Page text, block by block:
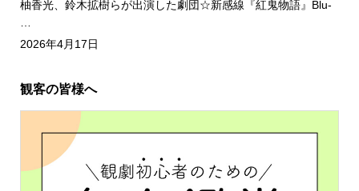
柚香光、鈴木拡樹らが出演した劇団☆新感線『紅鬼物語』Blu-
2026年4月17日
観客の皆様へ